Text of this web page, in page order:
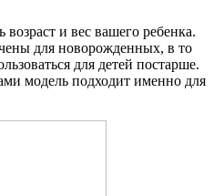
и вес вашего ребенка.
для новорожденных, в то
для детей постарше.
модель подходит именно для